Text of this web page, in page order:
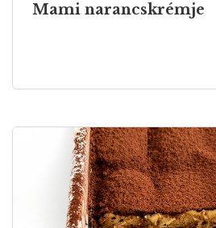
Mami narancskrémje